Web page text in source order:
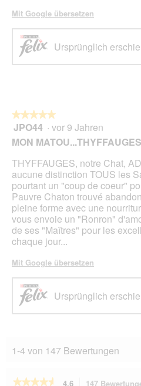
Mit Google übersetzen
Ursprünglich
★★★★★
★★★★★
Sternen.
JPO44 · vor 9 Jahren
MON
THYFFAUGES, notre Chat,
aucune distinction TOUS les
pourtant un "coup de coeur"
Pauvre Chaton trouvé
pleine forme avec une
vous envoie un "Ronron"
de ses "Maîtres" pour les
chaque jour...
Mit Google übersetzen
Ursprünglich
1-4 von 147 Bewertungen
★★★★★
★★★★★ 4.6 147